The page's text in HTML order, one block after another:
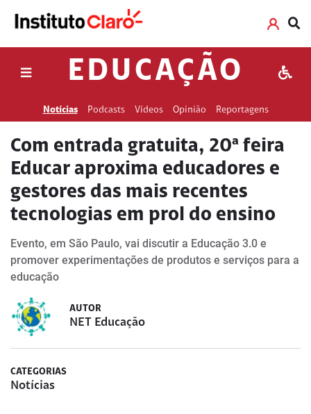
EDUCAÇÃO
Notícias Podcasts Vídeos Opinião Reportagens
Com entrada gratuita, 20ª feira
Educar aproxima educadores e
gestores das mais recentes
tecnologias em prol do ensino
Evento, em São Paulo, vai discutir a Educação 3.0 e
promover experimentações de produtos e serviços para a
educação
AUTOR
NET Educação
CATEGORIAS
Notícias